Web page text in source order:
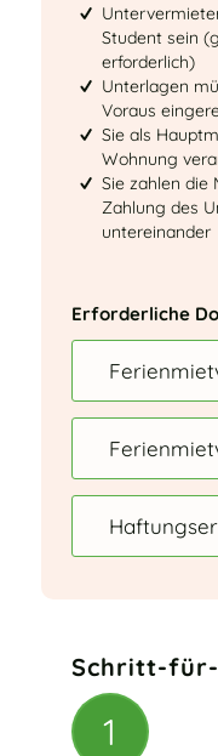
Student sein
erforderlich)
Unterlagen
Voraus
Sie als
Wohnung
Sie zahlen die
Zahlung des
untereinander
Erforderliche
Schritt-
1